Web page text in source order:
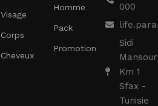
Visage
Corps
Cheveux
Homme
Pack
Promotion
000
Sidi
Mansour
Km 1
Sfax -
Tunisie